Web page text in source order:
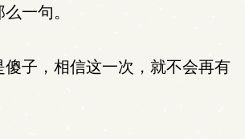
一句。
子，相信这一次，就不会再有